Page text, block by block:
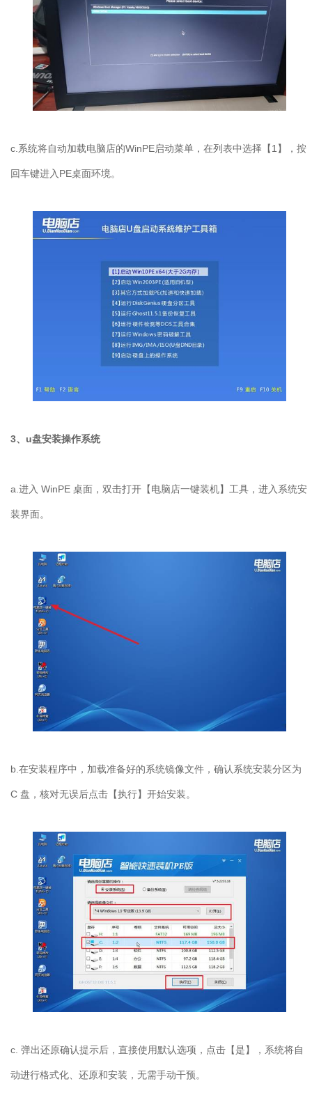
c.系统将自动加载电脑店的WinPE启动菜单，在列表中选择【1】，按
回车键进入PE桌面环境。
3、u盘安装操作系统
a.进入 WinPE 桌面，双击打开【电脑店一键装机】工具，进入系统安
装界面。
b.在安装程序中，加载准备好的系统镜像文件，确认系统安装分区为
C 盘，核对无误后点击【执行】开始安装。
c. 弹出还原确认提示后，直接使用默认选项，点击【是】，系统将自
动进行格式化、还原和安装，无需手动干预。